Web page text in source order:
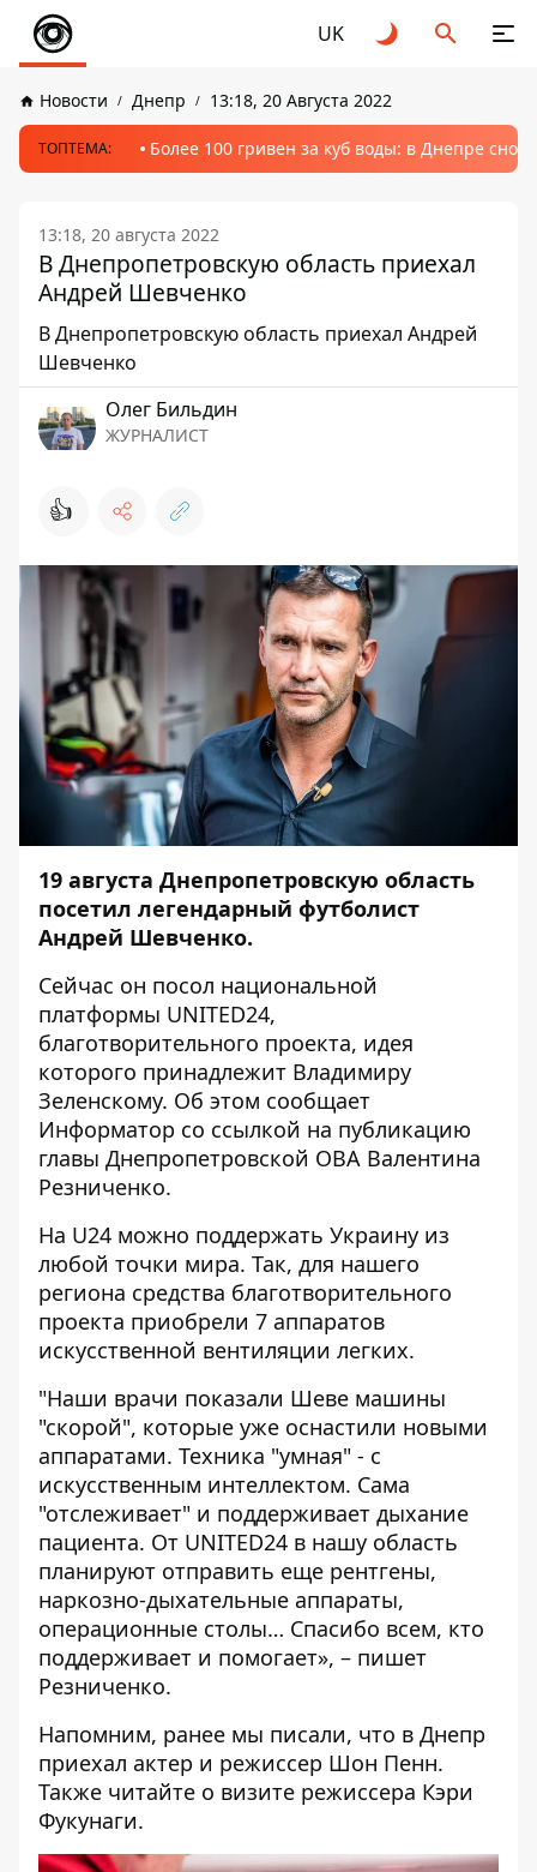
UK
Новости Днепр 13:18, 20 Августа 2022
ТОПТЕМА: Более 100 гривен за куб воды: в Днепре
13:18, 20 августа 2022
В Днепропетровскую область приехал
Андрей Шевченко
В Днепропетровскую область приехал Андрей
Шевченко
Олег Бильдин
ЖУРНАЛИСТ
👍
19 августа Днепропетровскую область
посетил легендарный футболист
Андрей Шевченко.
Сейчас он посол национальной
платформы UNITED24,
благотворительного проекта, идея
которого принадлежит Владимиру
Зеленскому. Об этом сообщает
Информатор со ссылкой на публикацию
главы Днепропетровской ОВА Валентина
Резниченко.
На U24 можно поддержать Украину из
любой точки мира. Так, для нашего
региона средства благотворительного
проекта приобрели 7 аппаратов
искусственной вентиляции легких.
"Наши врачи показали Шеве машины
"скорой", которые уже оснастили новыми
аппаратами. Техника "умная" - с
искусственным интеллектом. Сама
"отслеживает" и поддерживает дыхание
пациента. От UNITED24 в нашу область
планируют отправить еще рентгены,
наркозно-дыхательные аппараты,
операционные столы… Спасибо всем, кто
поддерживает и помогает», – пишет
Резниченко.
Напомним, ранее мы писали, что в Днепр
приехал актер и режиссер Шон Пенн.
Также читайте о визите режиссера Кэри
Фукунаги.